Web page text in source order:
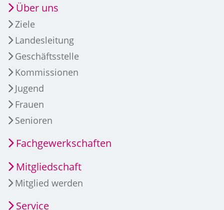
Über uns
Ziele
Landesleitung
Geschäftsstelle
Kommissionen
Jugend
Frauen
Senioren
Fachgewerkschaften
Mitgliedschaft
Mitglied werden
Service